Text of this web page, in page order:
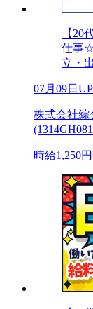
【20
仕事
立・
07月09日UP
株式会社綜
時給1,250